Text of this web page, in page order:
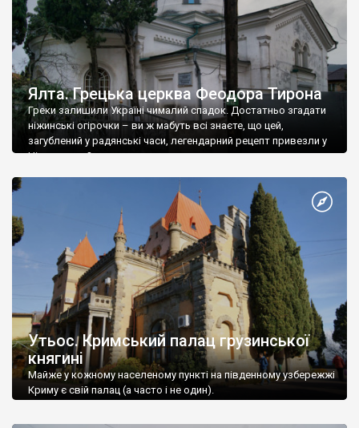
Ялта. Грецька церква Феодора Тирона
Греки залишили Україні чималий спадок. Достатньо згадати
ніжинські огірочки – ви ж мабуть всі знаєте, що цей,
загублений у радянські часи, легендарний рецепт привезли у
Ніжин греки?
Утьос. Кримський палац грузинської
княгині
Майже у кожному населеному пункті на південному узбережжі
Криму є свій палац (а часто і не один).